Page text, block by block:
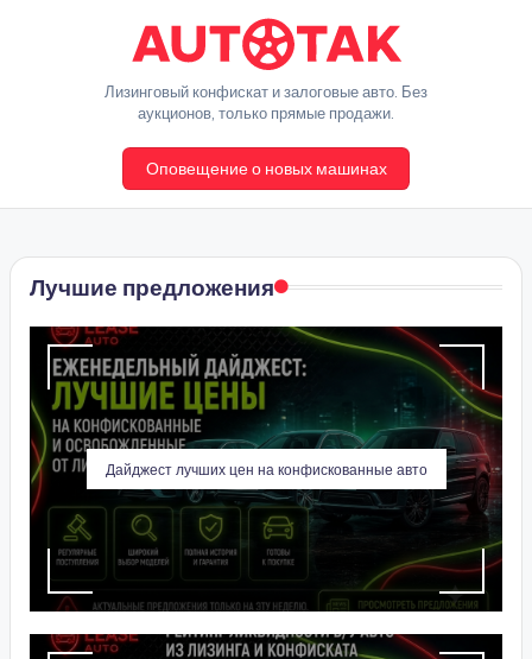
содержимому
A
t
o
T
a
k
Лизинговый конфискат и залоговые авто. Без
аукционов, только прямые продажи.
Оповещение о новых машинах
Лучшие предложения
Дайджест лучших цен на конфискованные авто